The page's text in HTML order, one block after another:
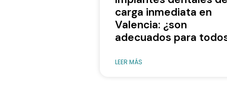
carga inmediata en
Valencia: ¿son
adecuados para
LEER MÁS